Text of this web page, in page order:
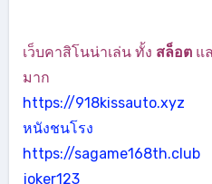
เว็บคาสิโนน่าเล่น ทั้ง สล็อตแ
มาก
https://918kissauto.xyz
หนังชนโรง
https://sagame168th.club
joker123